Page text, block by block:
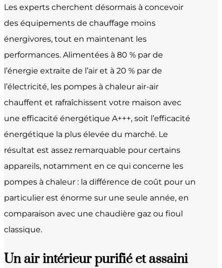
Les experts cherchent désormais à concevoir
des équipements de chauffage moins
énergivores, tout en maintenant les
performances. Alimentées à 80 % par de
l’énergie extraite de l’air et à 20 % par de
l’électricité, les pompes à chaleur air-air
chauffent et rafraîchissent votre maison avec
une efficacité énergétique A+++, soit l’efficacité
énergétique la plus élevée du marché. Le
résultat est assez remarquable pour certains
appareils, notamment en ce qui concerne les
pompes à chaleur : la différence de coût pour un
particulier est énorme sur une seule année, en
comparaison avec une chaudière gaz ou fioul
classique.
Un air intérieur purifié et assaini